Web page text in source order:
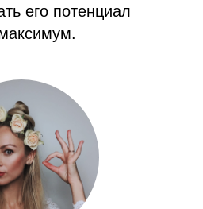
его потенциал